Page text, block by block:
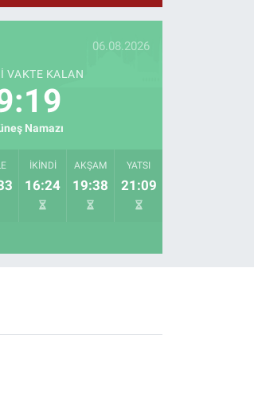
06.08.2026
VAKTE KALAN
Namazı
İKINDI
16:24
AKŞAM
19:38
YATSI
21:09